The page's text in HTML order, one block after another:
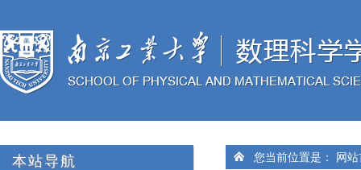
本站导航 您当前位置是： 网